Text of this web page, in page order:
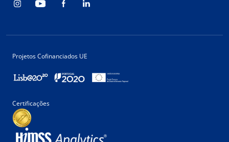
Projetos Cofinanciados UE
Certificações